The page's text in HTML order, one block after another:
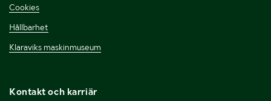
Cookies
Hållbarhet
Klaraviks maskinmuseum
Kontakt och karriär